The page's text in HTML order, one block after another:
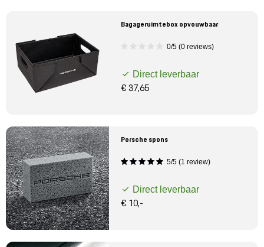
Bagageruimtebox opvouwbaar
0/5 (0 reviews)
Direct leverbaar
€ 37,65
Porsche spons
5/5 (1 review)
Direct leverbaar
€ 10,-